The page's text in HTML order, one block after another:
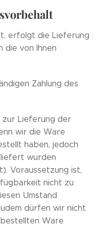
erfolgt die Lieferung
die von Ihnen
Zahlung des
zur Lieferung der
wir die Ware
haben, jedoch
wurden
Voraussetzung ist,
nicht zu
Umstand
dürfen wir nicht
Ware